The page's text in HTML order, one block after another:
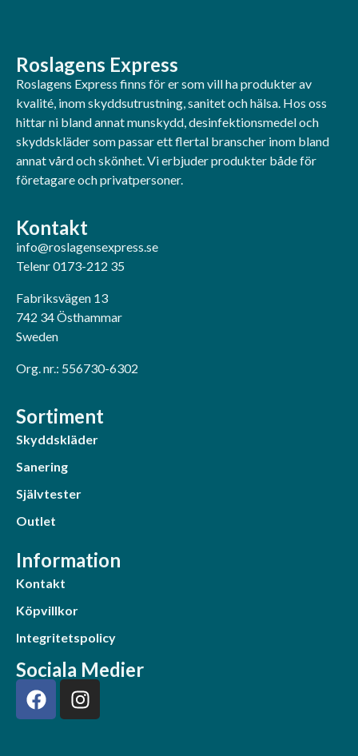
Roslagens Express
Roslagens Express finns för er som vill ha produkter av
kvalité, inom skyddsutrustning, sanitet och hälsa. Hos oss
hittar ni bland annat munskydd, desinfektionsmedel och
skyddskläder som passar ett flertal branscher inom bland
annat vård och skönhet. Vi erbjuder produkter både för
företagare och privatpersoner.
Kontakt
info@roslagensexpress.se
Telenr 0173-212 35
Fabriksvägen 13
742 34 Östhammar
Sweden
Org. nr.: 556730-6302
Sortiment
Skyddskläder
Sanering
Självtester
Outlet
Information
Kontakt
Köpvillkor
Integritetspolicy
Sociala Medier